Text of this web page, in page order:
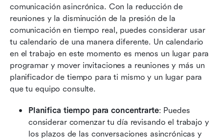
comunicación asincrónica. Con la reducción de
reuniones y la disminución de la presión de la
comunicación en tiempo real, puedes considerar usar
tu calendario de una manera diferente. Un calendario
en el trabajo en este momento es menos un lugar para
programar y mover invitaciones a reuniones y más un
planificador de tiempo para ti mismo y un lugar para
que tu equipo consulte.
Planifica tiempo para concentrarte: Puedes
considerar comenzar tu día revisando el trabajo y
los plazos de las conversaciones asincrónicas y